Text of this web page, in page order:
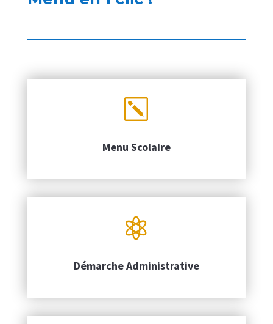
k
Menu Scolaire

Démarche Administrative